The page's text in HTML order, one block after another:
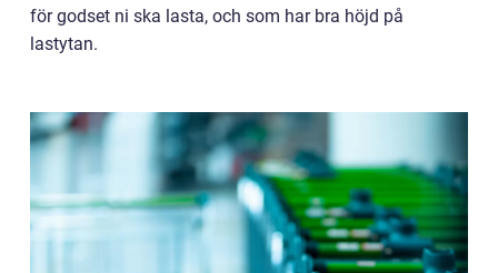
för godset ni ska lasta, och som har bra höjd på
lastytan.